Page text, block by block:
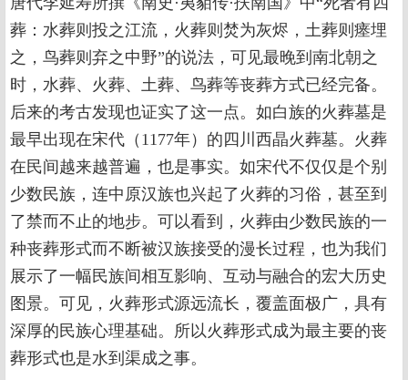
葬：水葬则投之江流，火葬则焚为灰烬，土葬则瘗埋
之，鸟葬则弃之中野”的说法，可见最晚到南北朝之
时，水葬、火葬、土葬、鸟葬等丧葬方式已经完备。
后来的考古发现也证实了这一点。如白族的火葬墓是
最早出现在宋代（1177年）的四川西晶火葬墓。火葬
在民间越来越普遍，也是事实。如宋代不仅仅是个别
少数民族，连中原汉族也兴起了火葬的习俗，甚至到
了禁而不止的地步。可以看到，火葬由少数民族的一
种丧葬形式而不断被汉族接受的漫长过程，也为我们
展示了一幅民族间相互影响、互动与融合的宏大历史
图景。可见，火葬形式源远流长，覆盖面极广，具有
深厚的民族心理基础。所以火葬形式成为最主要的丧
葬形式也是水到渠成之事。